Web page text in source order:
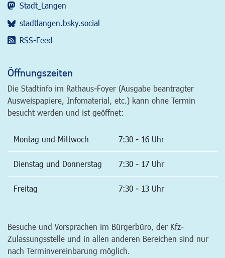
Stadt_Langen
stadtlangen.bsky.social
RSS-Feed
Öffnungszeiten
Die Stadtinfo im Rathaus-Foyer (Ausgabe beantragter
Ausweispapiere, Infomaterial, etc.) kann ohne Termin
besucht werden und ist geöffnet:
Montag und Mittwoch 7:30 - 16 Uhr
Dienstag und Donnerstag 7:30 - 17 Uhr
Freitag 7:30 - 13 Uhr
Besuche und Vorsprachen im Bürgerbüro, der Kfz-
Zulassungsstelle und in allen anderen Bereichen sind nur
nach Terminvereinbarung möglich.